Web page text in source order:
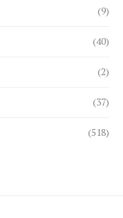
(9)
(40)
(2)
(37)
(518)